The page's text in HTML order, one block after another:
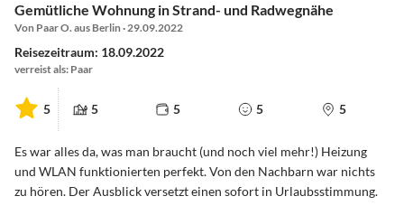
Gemütliche Wohnung in Strand- und Radwegnähe
Von Paar O. aus Berlin · 29.09.2022
Reisezeitraum: 18.09.2022
verreist als: Paar
5 5 5 5 5
Es war alles da, was man braucht (und noch viel mehr!) Heizung
und WLAN funktionierten perfekt. Von den Nachbarn war nichts
zu hören. Der Ausblick versetzt einen sofort in Urlaubsstimmung.